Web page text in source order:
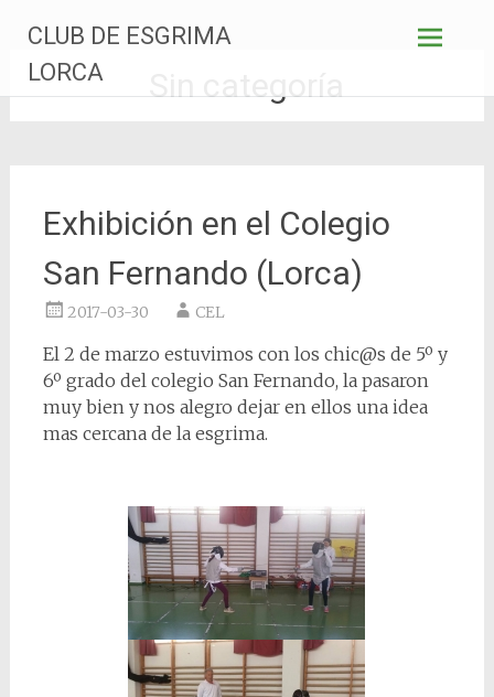
contenido
CLUB DE ESGRIMA
LORCA
Sin categoría
Exhibición en el Colegio
San Fernando (Lorca)
2017-03-30 CEL
El 2 de marzo estuvimos con los chic@s de 5º y
6º grado del colegio San Fernando, la pasaron
muy bien y nos alegro dejar en ellos una idea
mas cercana de la esgrima.